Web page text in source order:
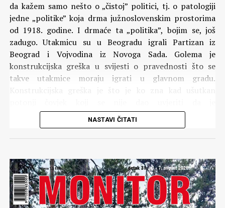
da kažem samo nešto o „čistoj” politici, tj. o patologiji
jedne „politike” koja drma južnoslovenskim prostorima
od 1918. godine. I drmaće ta „politika”, bojim se, još
zadugo. Utakmicu su u Beogradu igrali Partizan iz
Beograd i Vojvodina iz Novoga Sada. Golema je
konstrukcijska greška u svijesti o pravednosti što se
takve utakmice moraju igrati u glavnom gradu.
samorazumljivo da se utakmice finala igraju u Beogradu i
kad učestvuje neki od beogradskih klubova. Naprosto,
radi se o nesportskoj, tj. nepoštenoj favorizaciji klubova
trpi i održava takva konstrukcijska greška.(više…)
Komentari
NASTAVI ČITATI